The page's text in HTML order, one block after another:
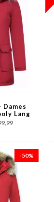
Lang
Rood
-50%